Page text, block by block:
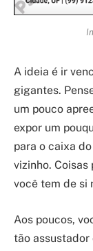
A ideia é ir
gigantes.
um pouco
expor um
para o caixa
vizinho. Coisas
você tem de si
Aos poucos,
tão assustador